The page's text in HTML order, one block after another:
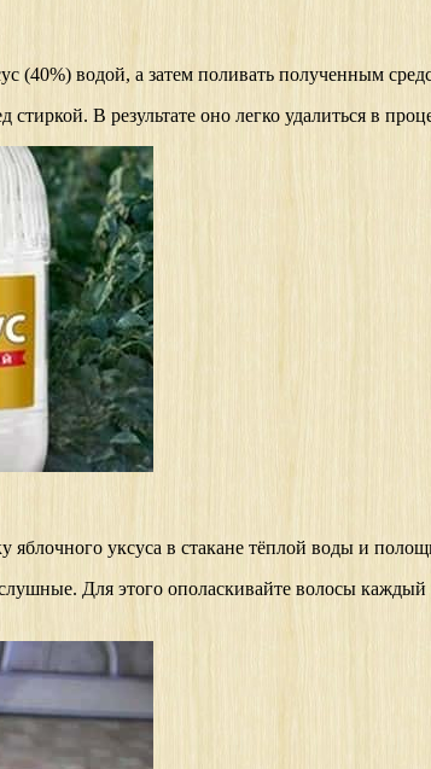
(40%) водой, а затем поливать полученным
В результате оно легко удалиться в
уксуса в стакане тёплой воды и
Для этого ополаскивайте волосы